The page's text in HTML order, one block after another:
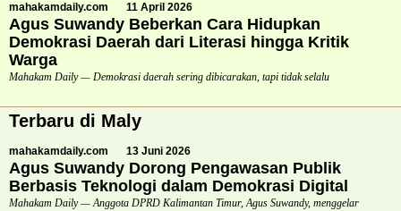
mahakamdaily.com 11 April 2026
Agus Suwandy Beberkan Cara Hidupkan
Demokrasi Daerah dari Literasi hingga Kritik
Warga
Mahakam Daily — Demokrasi daerah sering dibicarakan, tapi tidak selalu
Terbaru di Maly
mahakamdaily.com 13 Juni 2026
Agus Suwandy Dorong Pengawasan Publik
Berbasis Teknologi dalam Demokrasi Digital
Mahakam Daily — Anggota DPRD Kalimantan Timur, Agus Suwandy, menggelar